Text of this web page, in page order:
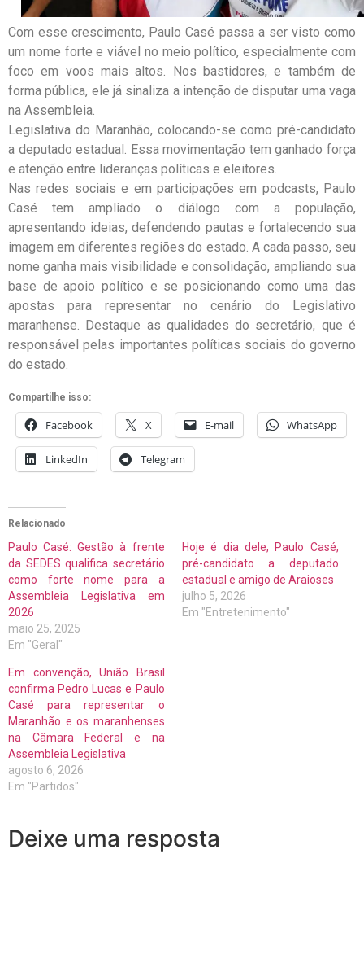
Com esse crescimento, Paulo Casé passa a ser visto como
um nome forte e viável no meio político, especialmente com
foco em voos mais altos. Nos bastidores, e também de
forma pública, ele já sinaliza a intenção de disputar uma vaga
na Assembleia.
Legislativa do Maranhão, colocando-se como pré-candidato
a deputado estadual. Essa movimentação tem ganhado força
e atenção entre lideranças políticas e eleitores.
Nas redes sociais e em participações em podcasts, Paulo
Casé tem ampliado o diálogo com a população,
apresentando ideias, defendendo pautas e fortalecendo sua
imagem em diferentes regiões do estado. A cada passo, seu
nome ganha mais visibilidade e consolidação, ampliando sua
base de apoio político e se posicionando como uma das
apostas para representar no cenário do Legislativo
maranhense. Destaque as qualidades do secretário, que é
responsável pelas importantes políticas sociais do governo
do estado.
Compartilhe isso:
Facebook X E-mail WhatsApp
LinkedIn Telegram
Relacionado
Paulo Casé: Gestão à frente
da SEDES qualifica secretário
como forte nome para a
Assembleia Legislativa em
2026
maio 25, 2025
Em "Geral"
Hoje é dia dele, Paulo Casé,
pré-candidato a deputado
estadual e amigo de Araioses
julho 5, 2026
Em "Entretenimento"
Em convenção, União Brasil
confirma Pedro Lucas e Paulo
Casé para representar o
Maranhão e os maranhenses
na Câmara Federal e na
Assembleia Legislativa
agosto 6, 2026
Em "Partidos"
Deixe uma resposta